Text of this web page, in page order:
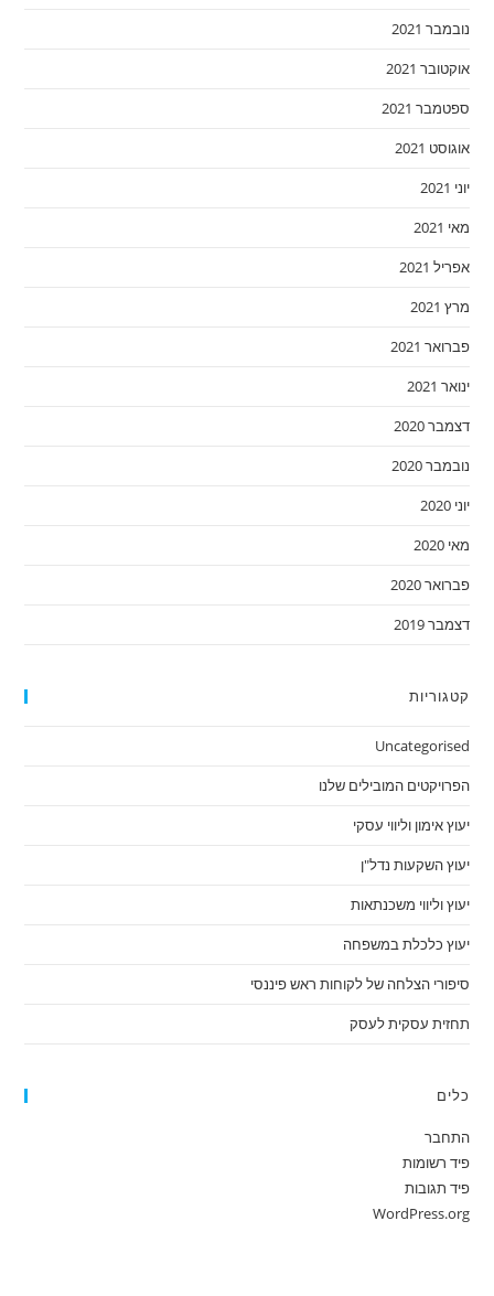
נובמבר 2021
אוקטובר 2021
ספטמבר 2021
אוגוסט 2021
יוני 2021
מאי 2021
אפריל 2021
מרץ 2021
פברואר 2021
ינואר 2021
דצמבר 2020
נובמבר 2020
יוני 2020
מאי 2020
פברואר 2020
דצמבר 2019
קטגוריות
Uncategorised
הפרויקטים המובילים שלנו
יעוץ אימון וליווי עסקי
יעוץ השקעות נדל"ן
יעוץ וליווי משכנתאות
יעוץ כלכלת במשפחה
סיפורי הצלחה של לקוחות ראש פיננסי
תחזית עסקית לעסק
כלים
התחבר
פיד רשומות
פיד תגובות
WordPress.org